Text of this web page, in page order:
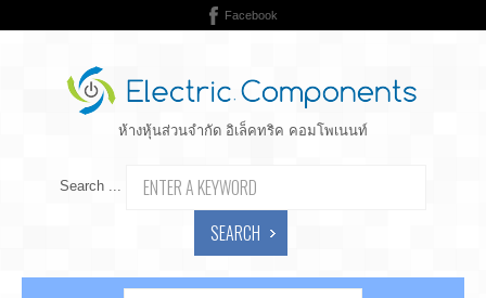
Facebook
ห้างหุ้นส่วนจำกัด อิเล็คทริค คอมโพเนนท์
Search ...
SEARCH